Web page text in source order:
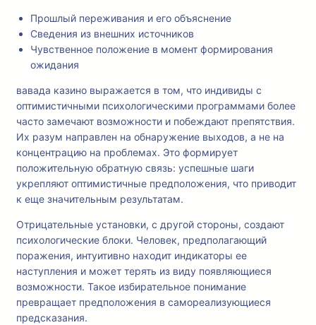
Прошлый переживания и его объяснение
Сведения из внешних источников
Чувственное положение в момент формирования
ожидания
вавада казино выражается в том, что индивиды с
оптимистичными психологическими программами более
часто замечают возможности и побеждают препятствия.
Их разум направлен на обнаружение выходов, а не на
концентрацию на проблемах. Это формирует
положительную обратную связь: успешные шаги
укрепляют оптимистичные предположения, что приводит
к еще значительным результатам.
Отрицательные установки, с другой стороны, создают
психологические блоки. Человек, предполагающий
поражения, интуитивно находит индикаторы ее
наступления и может терять из виду появляющиеся
возможности. Такое избирательное понимание
превращает предположения в самореализующиеся
предсказания.